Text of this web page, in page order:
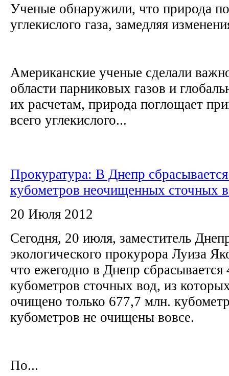
Ученые обнаружили, что природа
углекислого газа, замедляя
Американские ученые сделали
области парниковых газов и
их расчетам, природа поглощает
всего углекислого...
Прокуратура: В Днепр
кубометров неочищенных сточных
20 Июля 2012
Сегодня, 20 июля, заместитель
экологического прокурора Луиза
что ежегодно в Днепр
кубометров сточных вод, из
очищено только 677,7 млн.
кубометров не очищены вовсе.
По...